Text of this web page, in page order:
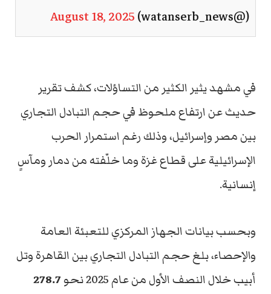
(@watanserb_news)
August 18, 2025
في مشهد يثير الكثير من التساؤلات، كشف تقرير
حديث عن ارتفاع ملحوظ في حجم التبادل التجاري
بين مصر وإسرائيل، وذلك رغم استمرار الحرب
الإسرائيلية على قطاع غزة وما خلّفته من دمار ومآسٍ
إنسانية.
وبحسب بيانات الجهاز المركزي للتعبئة العامة
والإحصاء، بلغ حجم التبادل التجاري بين القاهرة وتل
أبيب خلال النصف الأول من عام 2025 نحو
278.7